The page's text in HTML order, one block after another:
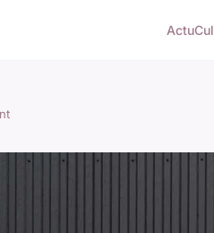
Actu